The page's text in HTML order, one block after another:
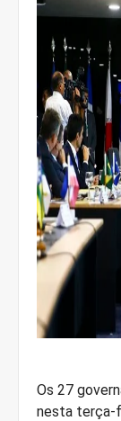
Os 27
nesta terça-